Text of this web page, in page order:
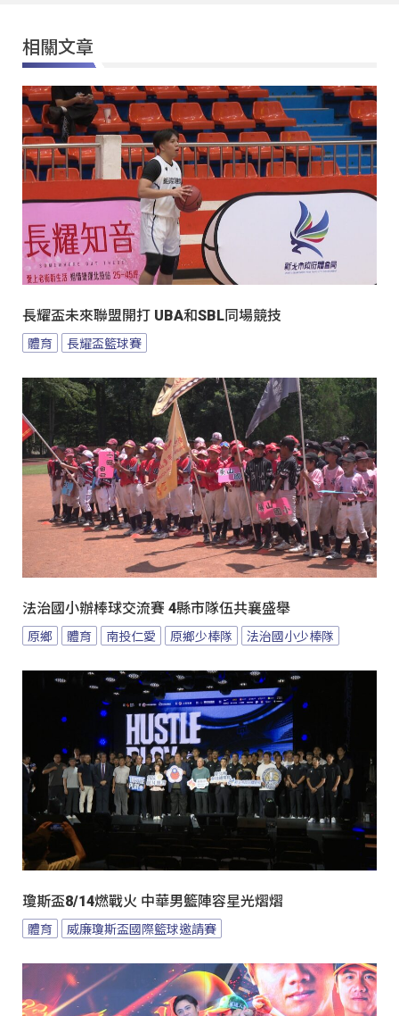
相關文章
長耀盃未來聯盟開打 UBA和SBL同場競技
體育 長耀盃籃球賽
法治國小辦棒球交流賽 4縣市隊伍共襄盛舉
原鄉 體育 南投仁愛 原鄉少棒隊 法治國小少棒隊
瓊斯盃8/14燃戰火 中華男籃陣容星光熠熠
體育 威廉瓊斯盃國際籃球邀請賽